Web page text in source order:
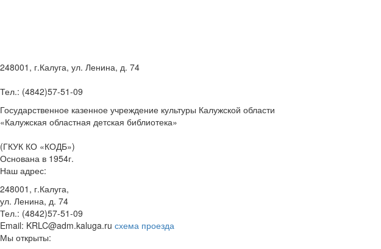
248001, г.Калуга, ул. Ленина, д. 74
Тел.: (4842)57-51-09
Государственное казенное учреждение культуры Калужской области
«Калужская областная детская библиотека»
(ГКУК КО «КОДБ»)
Основана в 1954г.
Наш адрес:
248001, г.Калуга,
ул. Ленина, д. 74
Тел.: (4842)57-51-09
Email: KRLC@adm.kaluga.ru схема проезда
Мы открыты: